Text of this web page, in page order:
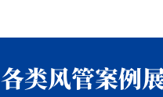
各类风管案例